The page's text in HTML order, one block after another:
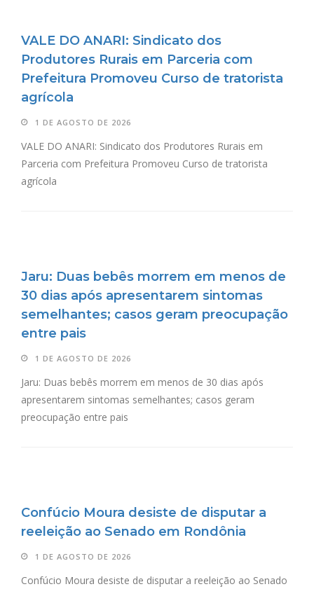
VALE DO ANARI: Sindicato dos
Produtores Rurais em Parceria com
Prefeitura Promoveu Curso de tratorista
agrícola
1 DE AGOSTO DE 2026
VALE DO ANARI: Sindicato dos Produtores Rurais em
Parceria com Prefeitura Promoveu Curso de tratorista
agrícola
Jaru: Duas bebês morrem em menos de
30 dias após apresentarem sintomas
semelhantes; casos geram preocupação
entre pais
1 DE AGOSTO DE 2026
Jaru: Duas bebês morrem em menos de 30 dias após
apresentarem sintomas semelhantes; casos geram
preocupação entre pais
Confúcio Moura desiste de disputar a
reeleição ao Senado em Rondônia
1 DE AGOSTO DE 2026
Confúcio Moura desiste de disputar a reeleição ao Senado